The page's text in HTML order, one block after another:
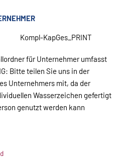
Kompl-KapGes_PRINT
für Unternehmer umfasst
Bitte teilen Sie uns in der
Unternehmers mit, da der
Wasserzeichen gefertigt
genutzt werden kann